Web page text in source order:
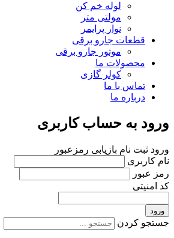
لوله خم کن
مولتی متر
نوار پرایمر
قطعات جارو برقی
موتور جارو برقی
محصولات ما
کولر گازی
تماس با ما
درباره ما
ورود به حساب کاربری
ورود ثبت نام بازیابی رمزعبور
نام کاربری
رمز عبور
کد امنیتی
ورود
جستجو کردن